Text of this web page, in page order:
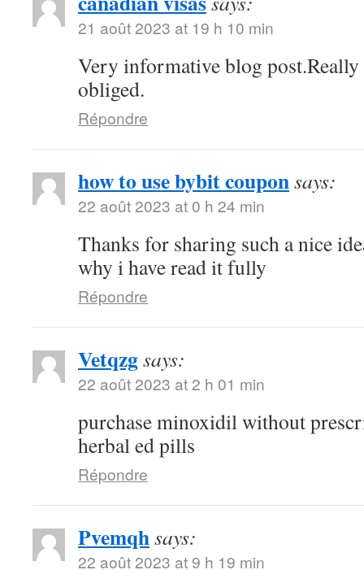
21 août 2023 at 19 h 10 min
Very informative blog
obliged.
Répondre
how to use bybit couponsays:
22 août 2023 at 0 h 24 min
Thanks for sharing such a nice
why i have read it fully
Répondre
Vetqzgsays:
22 août 2023 at 2 h 01 min
purchase minoxidil without
herbal ed pills
Répondre
Pvemqhsays:
22 août 2023 at 9 h 19 min